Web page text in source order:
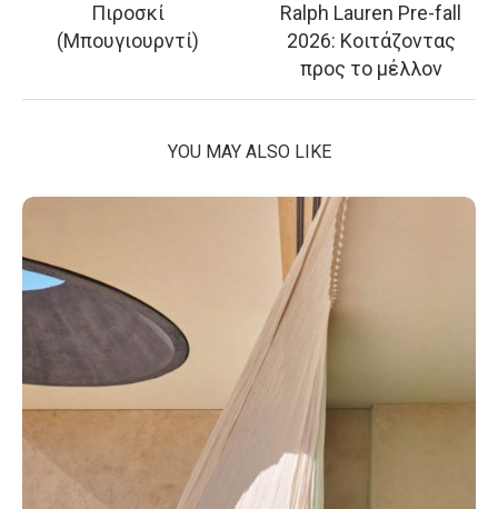
Πιροσκί
(Μπουγιουρντί)
Ralph Lauren Pre-fall
2026: Κοιτάζοντας
προς το μέλλον
YOU MAY ALSO LIKE